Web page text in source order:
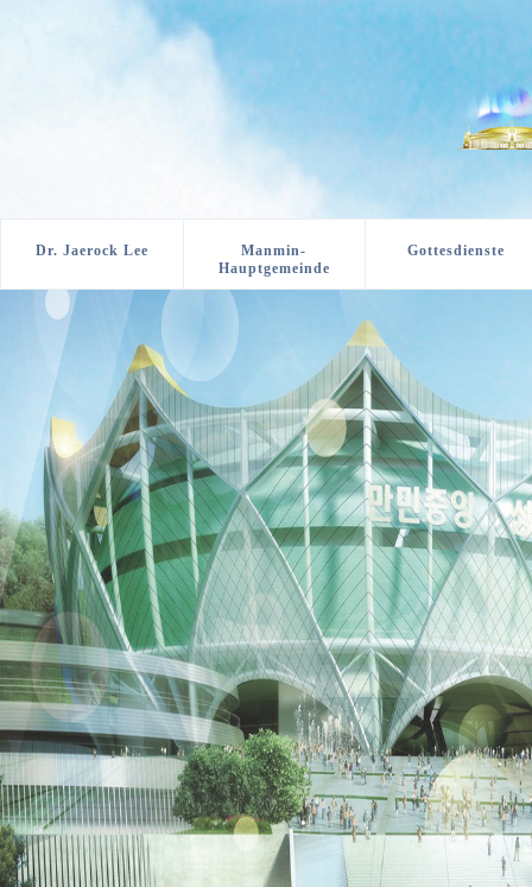
Dr. Jaerock Lee
Manmin-
Hauptgemeinde
Gottesdienste